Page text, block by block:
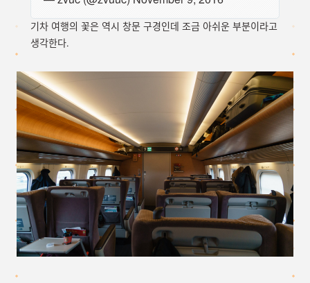
기차 여행의 꽃은 역시 창문 구경인데 조금 아쉬운 부분이라고
생각한다.